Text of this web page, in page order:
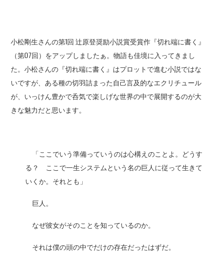
小松剛生さんの第1回 辻原登奨励小説賞受賞作『切れ端に書く』
（第07回）をアップしましたぁ。物語も佳境に入ってきまし
た。小松さんの『切れ端に書く』はプロットで進む小説ではな
いですが、ある種の切羽詰まった自己言及的なエクリチュール
が、いっけん豊かで呑気で楽しげな世界の中で展開するのが大
きな魅力だと思います。
「ここでいう準備っていうのは心構えのことよ。どうす
る？ ここで一生システムという名の巨人に従って生きて
いくか。それとも」
巨人。
なぜ彼女がそのことを知っているのか。
それは僕の頭の中でだけの存在だったはずだ。